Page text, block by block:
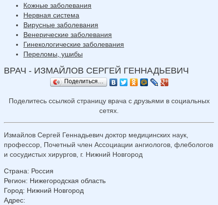
Кожные заболевания
Нервная система
Вирусные заболевания
Венерические заболевания
Гинекологические заболевания
Переломы, ушибы
ВРАЧ - ИЗМАЙЛОВ СЕРГЕЙ ГЕННАДЬЕВИЧ
Поделиться…
Поделитесь ссылкой страницу врача с друзьями в социальных
сетях.
Измайлов Сергей Геннадьевич доктор медицинских наук,
профессор, Почетный член Ассоциации ангиологов, флебологов
и сосудистых хирургов, г. Нижний Новгород
Страна: Россия
Регион: Нижегородская область
Город: Нижний Новгород
Адрес: